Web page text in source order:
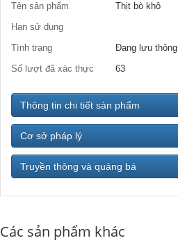
Tên sản phẩm
Thịt bò khô
Hạn sử dụng
Tình trạng
Đang lưu thông
Số lượt đã xác thực
63
Thông tin chi tiết sản phẩm
Cơ sở pháp lý
Truyền thông và quảng bá
Các sản phẩm khác